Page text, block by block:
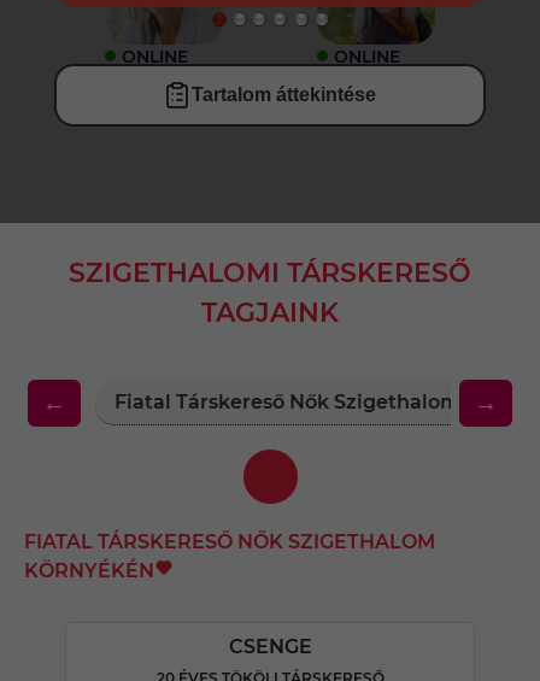
ONLINE ONLINE
Tartalom áttekintése
SZIGETHALOMI TÁRSKERESŐ
TAGJAINK
← Fiatal Társkereső Nők Szigethalom →
FIATAL TÁRSKERESŐ NŐK SZIGETHALOM
KÖRNYÉKÉN
CSENGE